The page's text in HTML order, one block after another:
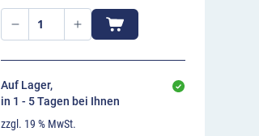
Auf Lager,
in 1 - 5 Tagen bei Ihnen
zzgl. 19 % MwSt.